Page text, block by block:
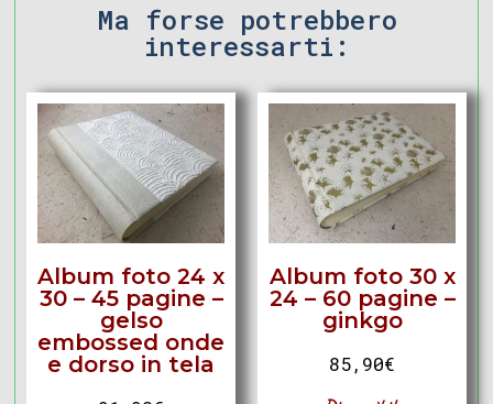
Ma forse potrebbero
interessarti:
Album foto 24 x
30 – 45 pagine –
gelso
embossed onde
e dorso in tela
Album foto 30 x
24 – 60 pagine –
ginkgo
85,90€